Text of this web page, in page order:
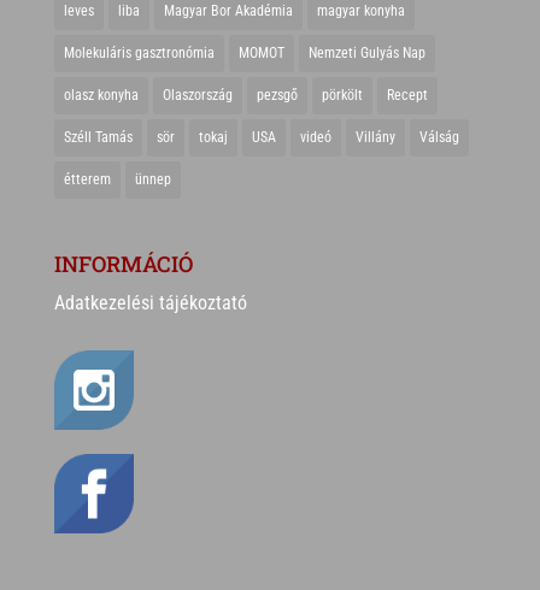
leves liba Magyar Bor Akadémia magyar konyha
Molekuláris gasztronómia MOMOT Nemzeti Gulyás Nap
olasz konyha Olaszország pezsgő pörkölt Recept
Széll Tamás sör tokaj USA videó Villány Válság
étterem ünnep
INFORMÁCIÓ
Adatkezelési tájékoztató